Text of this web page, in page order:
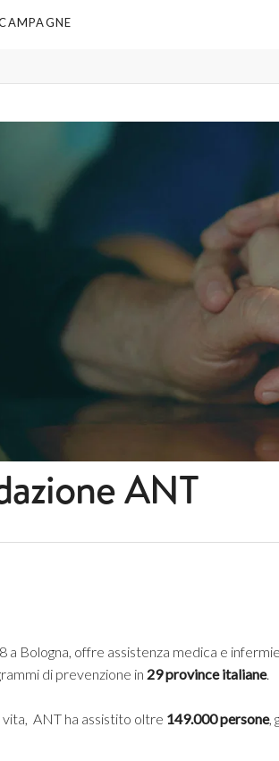
ANT
a Bologna, offre assistenza medica e
di prevenzione in 29 province italiane.
vita, ANT ha assistito oltre 149.000 persone,